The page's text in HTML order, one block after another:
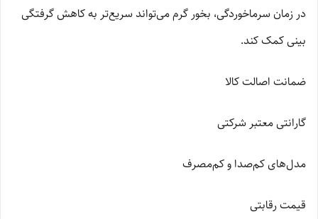
در زمان سرماخوردگی، بخور گرم می‌تواند سریع‌تر به کاهش گرفتگی
بینی کمک کند.
ضمانت اصالت کالا
گارانتی معتبر شرکتی
مدل‌های کم‌صدا و کم‌مصرف
قیمت رقابتی